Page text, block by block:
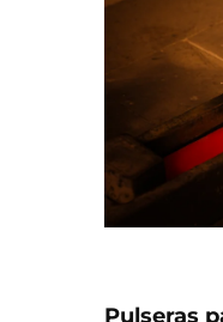
Pulseras